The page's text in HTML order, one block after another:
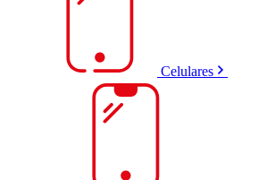
Celulares